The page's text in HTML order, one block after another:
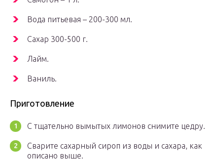
Вода питьевая – 200-300 мл.
Сахар 300-500 г.
Лайм.
Ваниль.
Приготовление
С тщательно вымытых лимонов снимите цедру.
Сварите сахарный сироп из воды и сахара, как
описано выше.